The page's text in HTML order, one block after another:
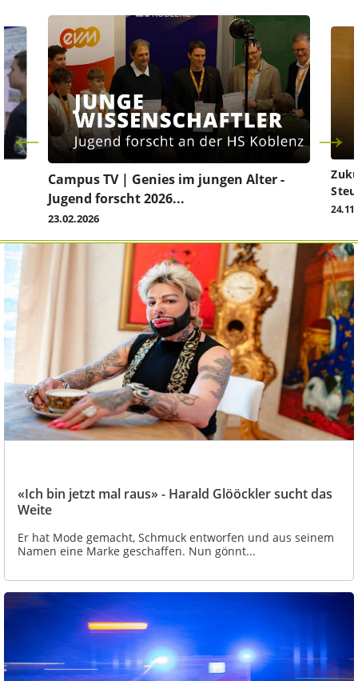
Campus TV | Genies im jungen Alter -
Jugend forscht 2026...
23.02.2026
«Ich bin jetzt mal raus» - Harald Glööckler sucht das
Weite
Er hat Mode gemacht, Schmuck entworfen und aus seinem
Namen eine Marke geschaffen. Nun gönnt...